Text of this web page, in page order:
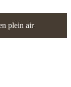
plein air